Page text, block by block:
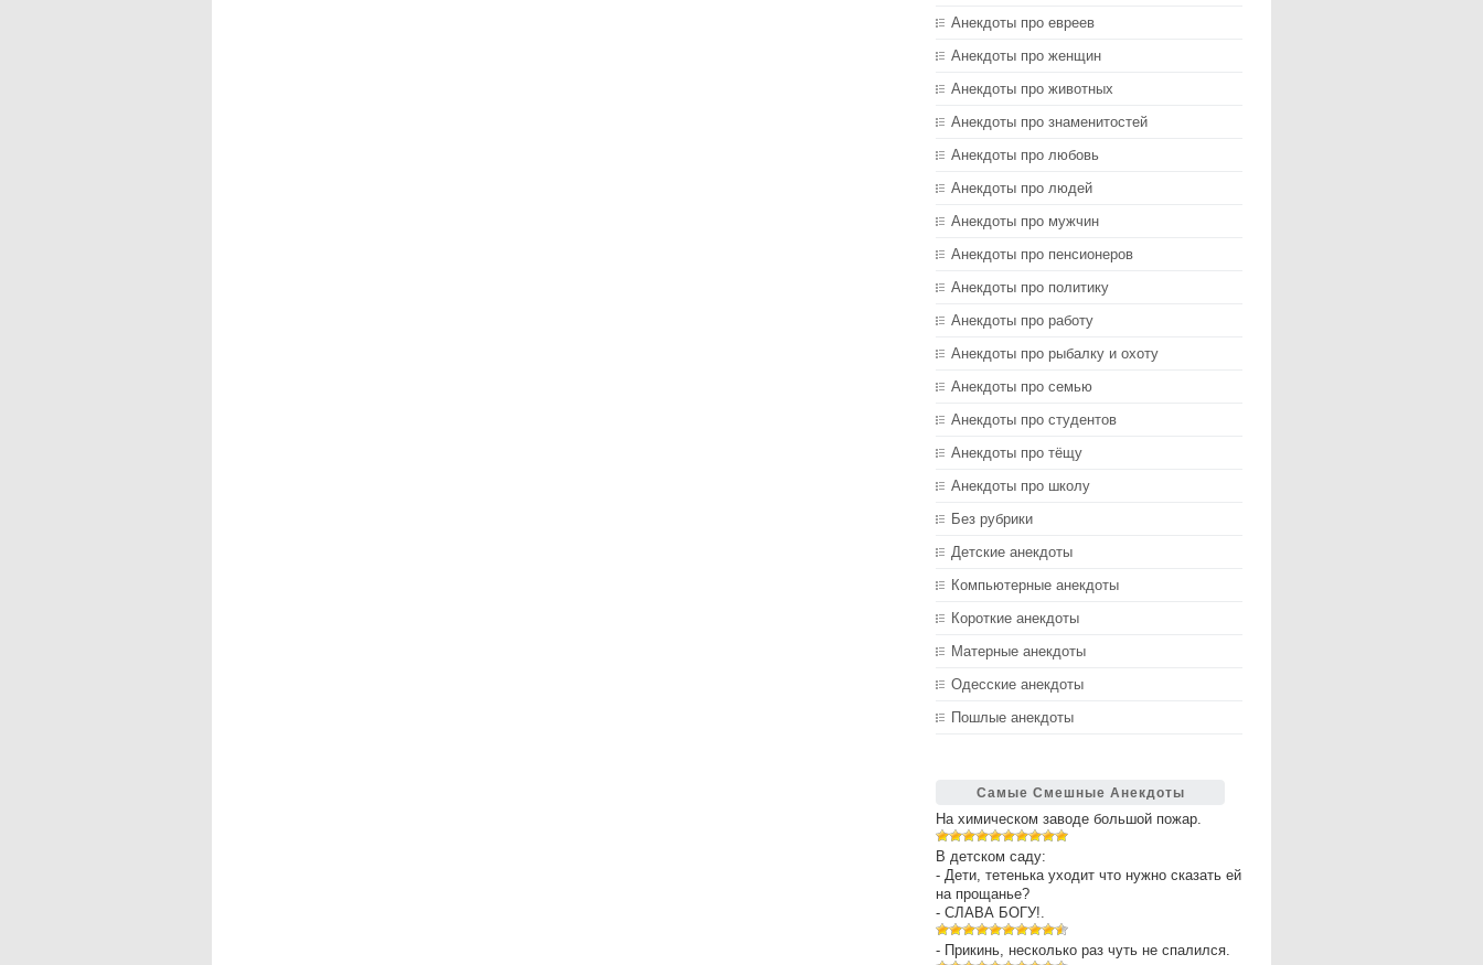
Анекдоты про евреев
Анекдоты про женщин
Анекдоты про животных
Анекдоты про знаменитостей
Анекдоты про любовь
Анекдоты про людей
Анекдоты про мужчин
Анекдоты про пенсионеров
Анекдоты про политику
Анекдоты про работу
Анекдоты про рыбалку и охоту
Анекдоты про семью
Анекдоты про студентов
Анекдоты про тёщу
Анекдоты про школу
Без рубрики
Детские анекдоты
Компьютерные анекдоты
Короткие анекдоты
Матерные анекдоты
Одесские анекдоты
Пошлые анекдоты
Самые Смешные Анекдоты
На химическом заводе большой пожар.
В детском саду:
- Дети, тетенька уходит что нужно сказать ей
на прощанье?
- СЛАВА БОГУ!.
- Прикинь, несколько раз чуть не спалился.